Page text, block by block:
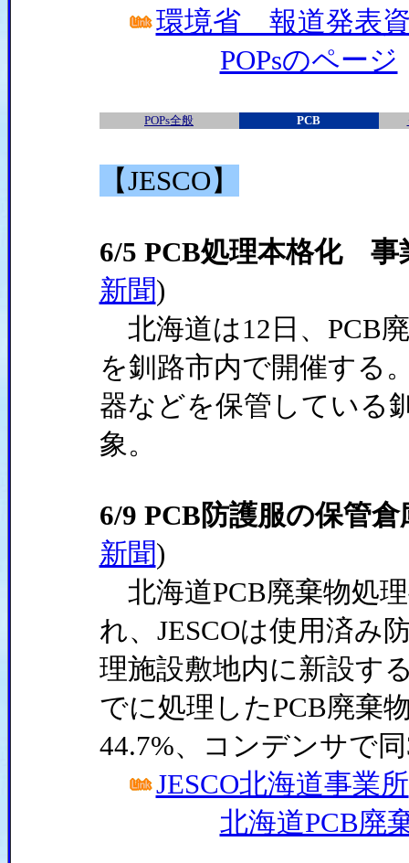
環境省 報道発表
POPsのページ
POPs全般 PCB
【JESCO】
6/5 PCB処理本格化 事
新聞)
北海道は12日、PCB
を釧路市内で開催する
器などを保管している
象。
6/9 PCB防護服の保管
新聞)
北海道PCB廃棄物処
れ、JESCOは使用済み
理施設敷地内に新設す
でに処理したPCB廃棄
44.7%、コンデンサで
JESCO北海道事業所
北海道PCB廃